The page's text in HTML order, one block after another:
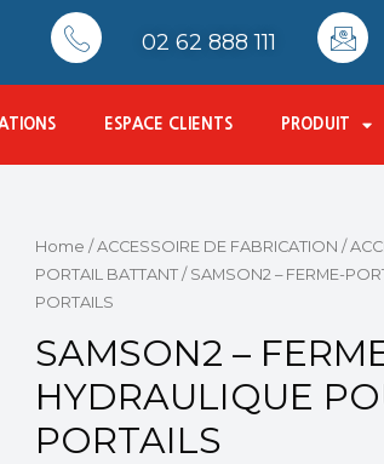
02 62 888 111
ESPACE CLIENTS PRODUIT
Home / ACCESSOIRE DE FABRICATION /
PORTAIL BATTANT / SAMSON2 – FERME-
PORTAILS
SAMSON2 –
HYDRAULIQUE
PORTAILS